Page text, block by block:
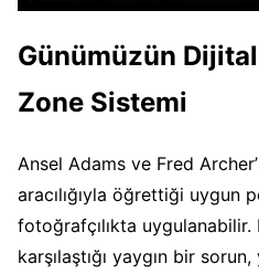
Günümüzün
Zone Sistemi
Ansel Adams ve Fred
aracılığıyla öğrettiği uygun
fotoğrafçılıkta uygulanabilir.
karşılaştığı yaygın bir